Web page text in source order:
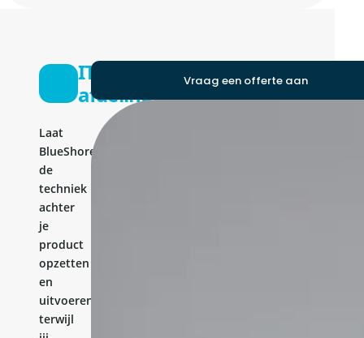
IT-
afdeling
Laat
BlueShores
de
techniek
achter
je
product
opzetten
en
uitvoeren,
terwijl
Vraag een offerte aan